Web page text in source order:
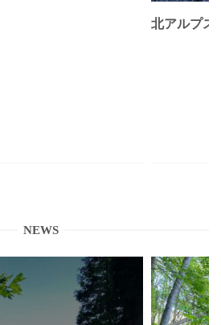
北アルプ
NEWS